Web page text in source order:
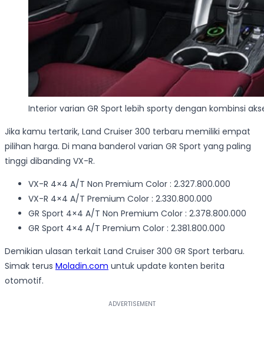
Interior varian GR Sport lebih sporty dengan kombinsi
Jika kamu tertarik, Land Cruiser 300 terbaru memiliki empat
pilihan harga. Di mana banderol varian GR Sport yang paling
tinggi dibanding VX-R.
VX-R 4×4 A/T Non Premium Color : 2.327.800.000
VX-R 4×4 A/T Premium Color : 2.330.800.000
GR Sport 4×4 A/T Non Premium Color : 2.378.800.000
GR Sport 4×4 A/T Premium Color : 2.381.800.000
Demikian ulasan terkait Land Cruiser 300 GR Sport terbaru.
Simak terus Moladin.com untuk update konten berita
otomotif.